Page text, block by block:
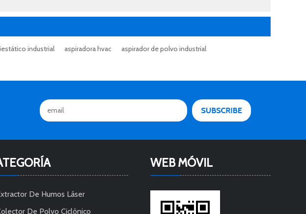
industrial aspiradora hvac
aspirador de polvo industrial
De Humos Láser
De Polvo Ciclónico
WEB MÓVIL